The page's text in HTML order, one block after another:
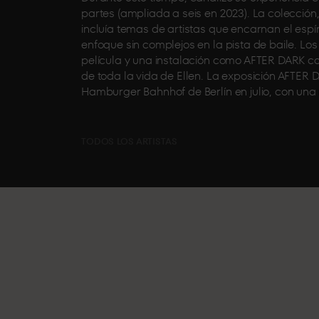
partes (ampliada a seis en 2023). La
incluía temas de artistas que encarnan el
enfoque sin complejos en la pista de baile.
película y una instalación como AFTER
de toda la vida de Ellen. La exposición AFTER
Hamburger Bahnhof de Berlín en julio, con